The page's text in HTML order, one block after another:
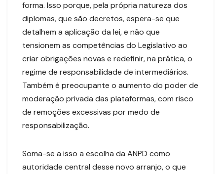
forma. Isso porque, pela própria natureza dos
diplomas, que são decretos, espera-se que
detalhem a aplicação da lei, e não que
tensionem as competências do Legislativo ao
criar obrigações novas e redefinir, na prática, o
regime de responsabilidade de intermediários.
Também é preocupante o aumento do poder de
moderação privada das plataformas, com risco
de remoções excessivas por medo de
responsabilização.
Soma-se a isso a escolha da ANPD como
autoridade central desse novo arranjo, o que